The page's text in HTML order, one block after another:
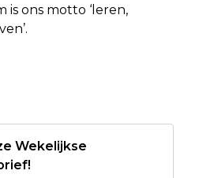
is ons motto ‘leren,
Wekelijkse